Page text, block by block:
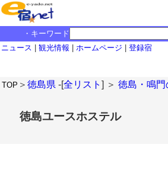
・キーワード
ニュース
観光情報 ホームページ 登録宿
TOP ＞ 徳島県 -[全リスト ] ＞ 徳島・鳴門
徳島ユースホステル